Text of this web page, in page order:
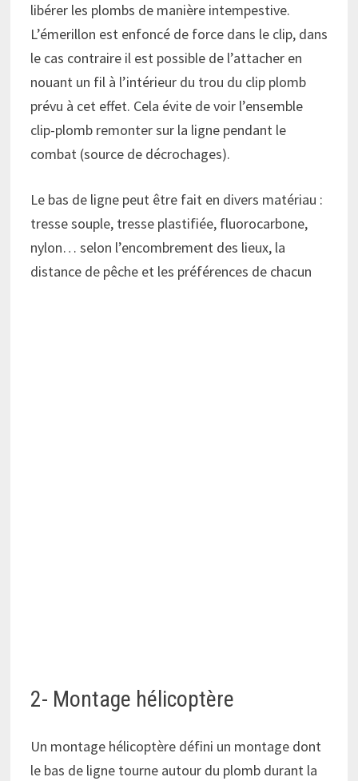
libérer les plombs de manière intempestive.
L’émerillon est enfoncé de force dans le clip, dans
le cas contraire il est possible de l’attacher en
nouant un fil à l’intérieur du trou du clip plomb
prévu à cet effet. Cela évite de voir l’ensemble
clip-plomb remonter sur la ligne pendant le
combat (source de décrochages).
Le bas de ligne peut être fait en divers matériau :
tresse souple, tresse plastifiée, fluorocarbone,
nylon… selon l’encombrement des lieux, la
distance de pêche et les préférences de chacun
2- Montage hélicoptère
Un montage hélicoptère défini un montage dont
le bas de ligne tourne autour du plomb durant la